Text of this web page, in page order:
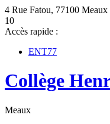
4 Rue Fatou, 77100 Meaux
10
Accès rapide :
ENT77
Collège
Meaux